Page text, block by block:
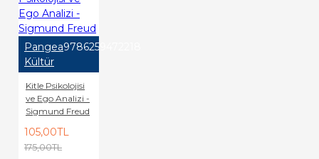
Pangea
Kültür
9786259472218
Kitle Psikolojisi
ve Ego Analizi -
Sigmund Freud
105,00TL
175,00TL